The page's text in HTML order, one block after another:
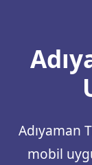
Adıyaman
mobil